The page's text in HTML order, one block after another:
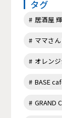
タグ
居酒屋
ママさ
オレン
BASE
GRAND